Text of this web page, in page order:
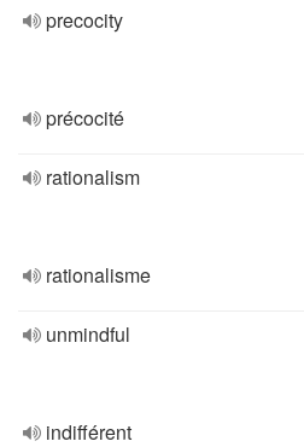
precocity
précocité
rationalism
rationalisme
unmindful
indifférent